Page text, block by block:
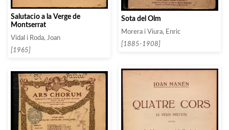
Salutacio a la Verge de
Montserrat
Vidal i Roda, Joan
[1965]
Sota del Olm
Morera i Viura, Enric
[1885-1908]